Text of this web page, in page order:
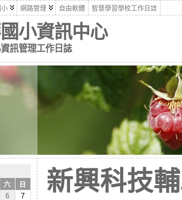
小 網路管理 自由軟體 智慧學習學校工作日誌
小資訊中心
訊管理工作日誌
六
日
6
7
新興科技